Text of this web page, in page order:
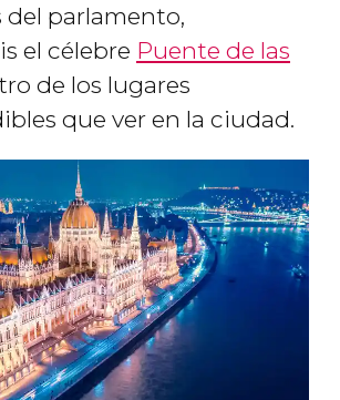
del parlamento,
el célebre Puente de las
de los lugares
que ver en la ciudad.